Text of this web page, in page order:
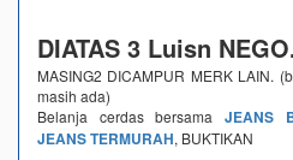
DIATAS 3 Luisn
MASING2 DICAMPUR MERK LAIN.
masih ada)
Belanja cerdas bersama JEANS
JEANS TERMURAH, BUKTIKAN